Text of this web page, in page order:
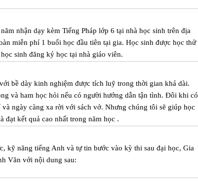
nhận dạy kèm Tiếng Pháp lớp 6 tại nhà học sinh trên địa
miễn phí 1 buổi học đầu tiên tại gia. Học sinh được học thử
sinh đăng ký học tại nhà giáo viên.
bề dày kinh nghiệm được tích luỹ trong thời gian khá dài.
và ham học hỏi nếu có người hướng dẫn tận tình. Đôi khi có
ngày càng xa rời với sách vở. Nhưng chúng tôi sẽ giúp học
đạt kết quả cao nhất trong năm học .
kỹ năng tiếng Anh và tự tin bước vào kỳ thi sau đại học, Gia
Văn với nội dung sau: